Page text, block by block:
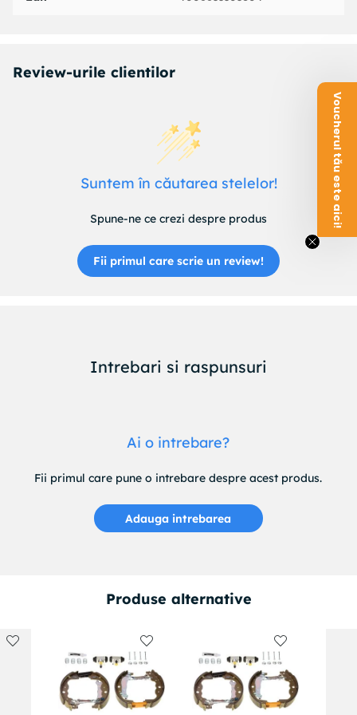
Review-urile clientilor
Suntem în căutarea stelelor!
Spune-ne ce crezi despre produs
Fii primul care scrie un review!
Intrebari si raspunsuri
Ai o intrebare?
Fii primul care pune o intrebare despre acest produs.
Adauga intrebarea
Produse alternative
Voucherul tău este aici!